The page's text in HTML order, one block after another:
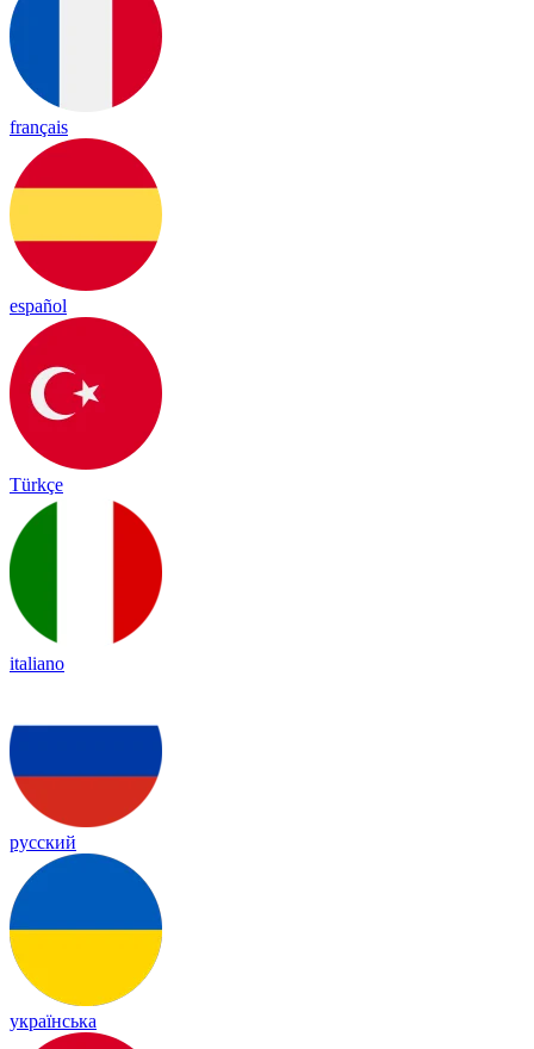
français
español
Türkçe
italiano
русский
українська